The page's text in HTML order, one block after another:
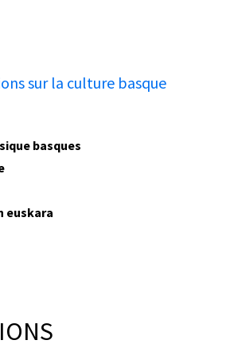
sur la culture basque
basques
euskara